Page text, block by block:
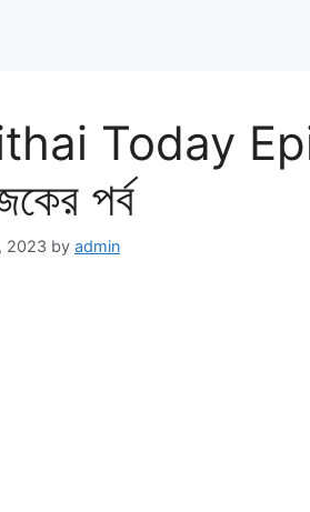
Today
পর্ব
2023 by admin